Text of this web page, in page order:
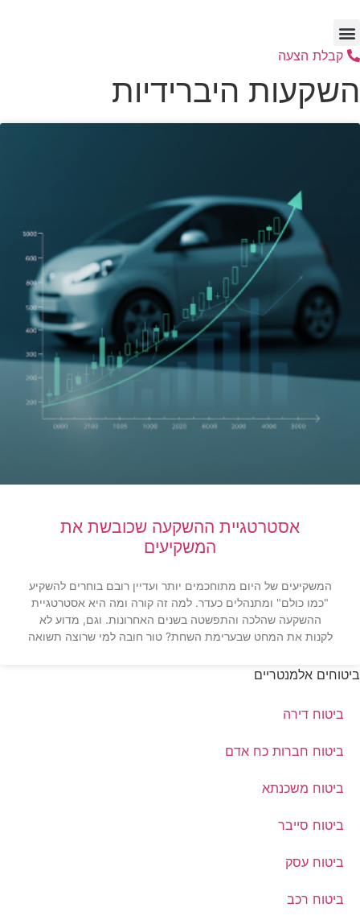
לתוכן
קבלת הצעה
השקעות היברידיות
אסטרטגיית ההשקעה שכובשת את
המשקיעים
המשקיעים של היום מתוחכמים יותר ועדיין רובם בוחרים להשקיע
"כמו כולם" ומתנהלים כעדר. למה זה קורה ומה היא אסטרטגיית
ההשקעה שהלכה והתפשטה בשנים האחרונות. וגם, מדוע לא
לקנות את המחט שבערימת השחת? טור חובה למי שרוצה תשואה
ביטוחים אלמנטריים
ביטוח דירה
ביטוח חברות כח אדם
ביטוח משכנתא
ביטוח סייבר
ביטוח עסק
ביטוח רכב